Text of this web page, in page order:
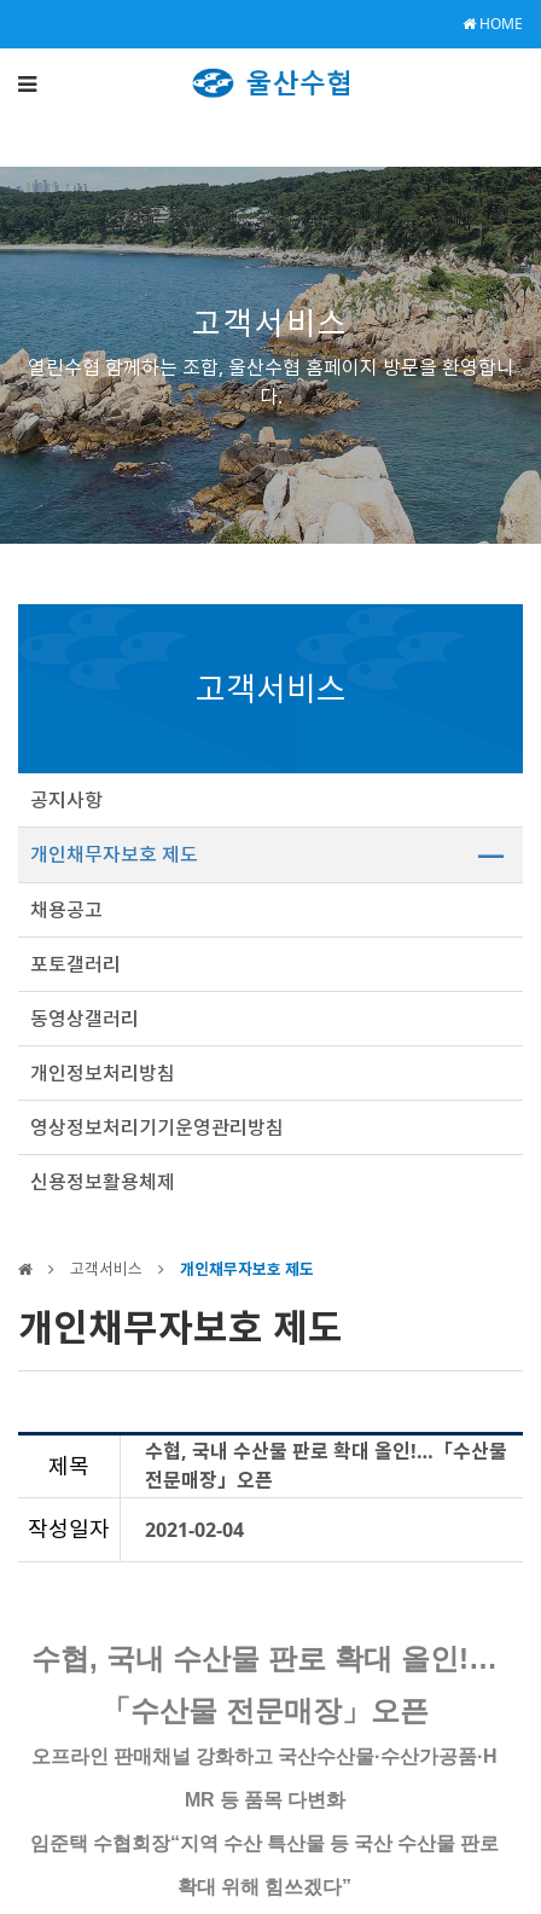
HOME
고객서비스
열린수협 함께하는 조합, 울산수협 홈페이지 방문을 환영합니
다.
고객서비스
공지사항
개인채무자보호 제도
채용공고
포토갤러리
동영상갤러리
개인정보처리방침
영상정보처리기기운영관리방침
신용정보활용체제
고객서비스 개인채무자보호 제도
개인채무자보호 제도
제목
수협, 국내 수산물 판로 확대 올인!…「수산물
전문매장」오픈
작성일자 2021-02-04
수협 , 국내 수산물 판로 확대 올인!…
「수산물 전문매장」 오픈
오프라인 판매채널 강화하고 국산수산물·수산가공품·H
MR 등 품목 다변화
임준택 수협회장“지역 수산 특산물 등 국산 수산물 판로
확대 위해 힘쓰겠다”